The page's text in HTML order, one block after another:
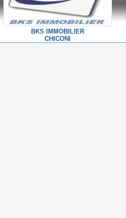
BKS IMMOBILIER
CHICONI